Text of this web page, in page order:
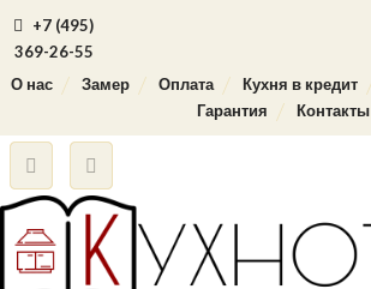
+7 (495)
369-26-55
О нас
Замер Оплата Кухня в кредит
Гарантия
Контакты